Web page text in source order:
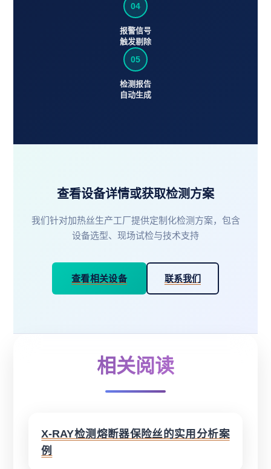
04
报警信号
触发剔除
05
检测报告
自动生成
查看设备详情或获取检测方案
我们针对加热丝生产工厂提供定制化检测方案，包含
设备选型、现场试检与技术支持
查看相关设备 联系我们
相关阅读
X-RAY检测熔断器保险丝的实用分析案
例